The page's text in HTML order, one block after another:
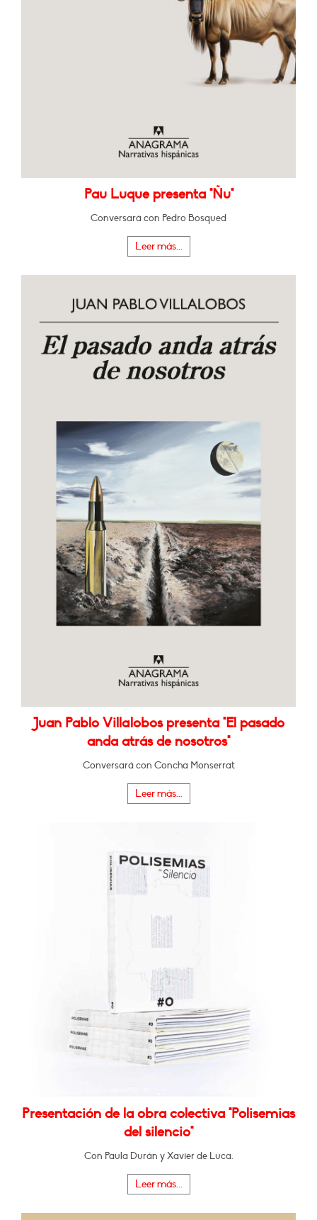
Pau Luque presenta "Ñu"
Conversará con Pedro Bosqued
Leer más...
Juan Pablo Villalobos presenta "El pasado
anda atrás de nosotros"
Conversará con Concha Monserrat
Leer más...
Presentación de la obra colectiva "Polisemias
del silencio"
Con Paula Durán y Xavier de Luca.
Leer más...